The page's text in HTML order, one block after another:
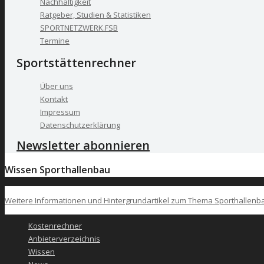
Ratgeber, Studien & Statistiken
SPORTNETZWERK.FSB
Termine
Sportstättenrechner
Über uns
Kontakt
Impressum
Datenschutzerklärung
Newsletter abonnieren
Wissen Sporthallenbau
Weitere Informationen und Hintergrundartikel zum Thema
Kostenrechner
Anbieterverzeichnis
Wissen